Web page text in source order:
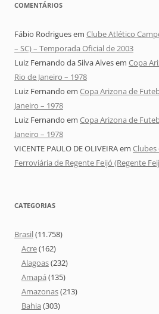
COMENTÁRIOS
Fábio Rodriguesem Clube Atlético
– SC) – Temporada Oficial de 2003
Luiz Fernando da Silva Alvesem Copa
Rio de Janeiro – 1978
Luiz Fernando em Copa Arizona de
Janeiro – 1978
Luiz Fernando em Copa Arizona de
Janeiro – 1978
VICENTE PAULO DE OLIVEIRAem Clubes
Ferroviária de Regente Feijó (Regente
CATEGORIAS
Brasil(11.758)
Acre(162)
Alagoas(232)
Amapá (135)
Amazonas(213)
Bahia (303)